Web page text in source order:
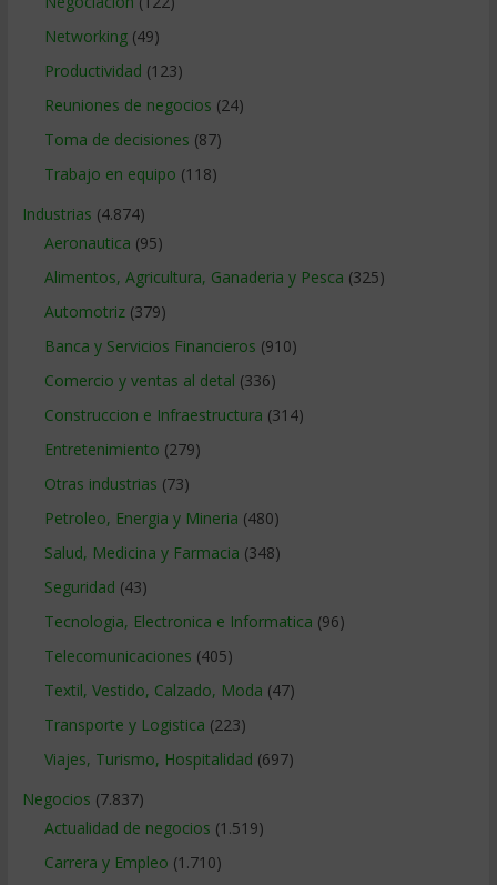
Networking(49)
Productividad (123)
Reuniones de negocios (24)
Toma de decisiones (87)
Trabajo en equipo (118)
Industrias (4.874)
Aeronautica (95)
Alimentos, Agricultura, Ganaderia y Pesca (325)
Automotriz(379)
Banca y Servicios Financieros (910)
Comercio y ventas al detal (336)
Construccion e Infraestructura (314)
Entretenimiento (279)
Otras industrias (73)
Petroleo, Energia y Mineria (480)
Salud, Medicina y Farmacia (348)
Seguridad (43)
Tecnologia, Electronica e Informatica (96)
Telecomunicaciones (405)
Textil, Vestido, Calzado, Moda (47)
Transporte y Logistica (223)
Viajes, Turismo, Hospitalidad (697)
Negocios (7.837)
Actualidad de negocios (1.519)
Carrera y Empleo (1.710)